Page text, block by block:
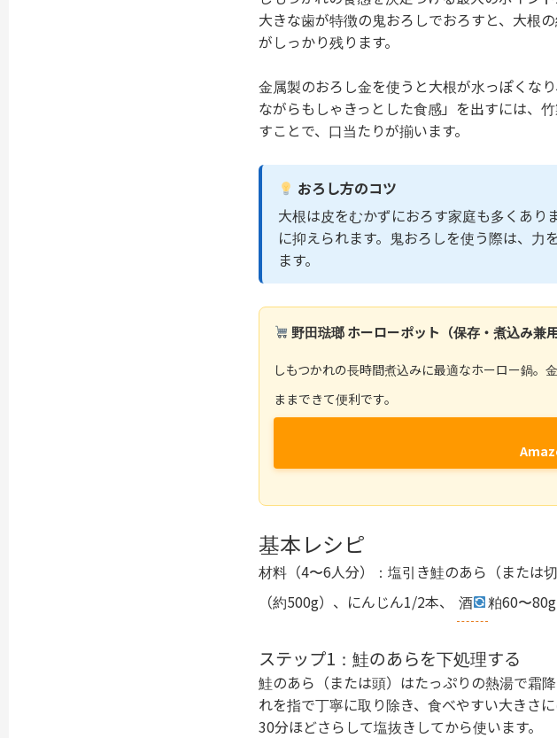
大きな歯が特徴の鬼おろしでおろすと、大根
がしっかり残ります。
金属製のおろし金を使うと大根が水っぽくな
ながらもしゃきっとした食感」を出すには、
すことで、口当たりが揃います。
おろし方のコツ
大根は皮をむかずにおろす家庭も多くあり
に抑えられます。鬼おろしを使う際は、力
ます。
野田琺瑯 ホーローポット（保存・煮込み兼用
しもつかれの長時間煮込みに最適なホーロー鍋。金
ままできて便利です。
基本レシピ
材料（4〜6人分）：塩引き鮭のあら（または
（約500g）、にんじん1/2本、
酒 粕60〜
ステップ1：鮭のあらを下処理する
鮭のあら（または頭）はたっぷりの熱湯で霜
れを指で丁寧に取り除き、食べやすい大きさ
30分ほどさらして塩抜きしてから使います。